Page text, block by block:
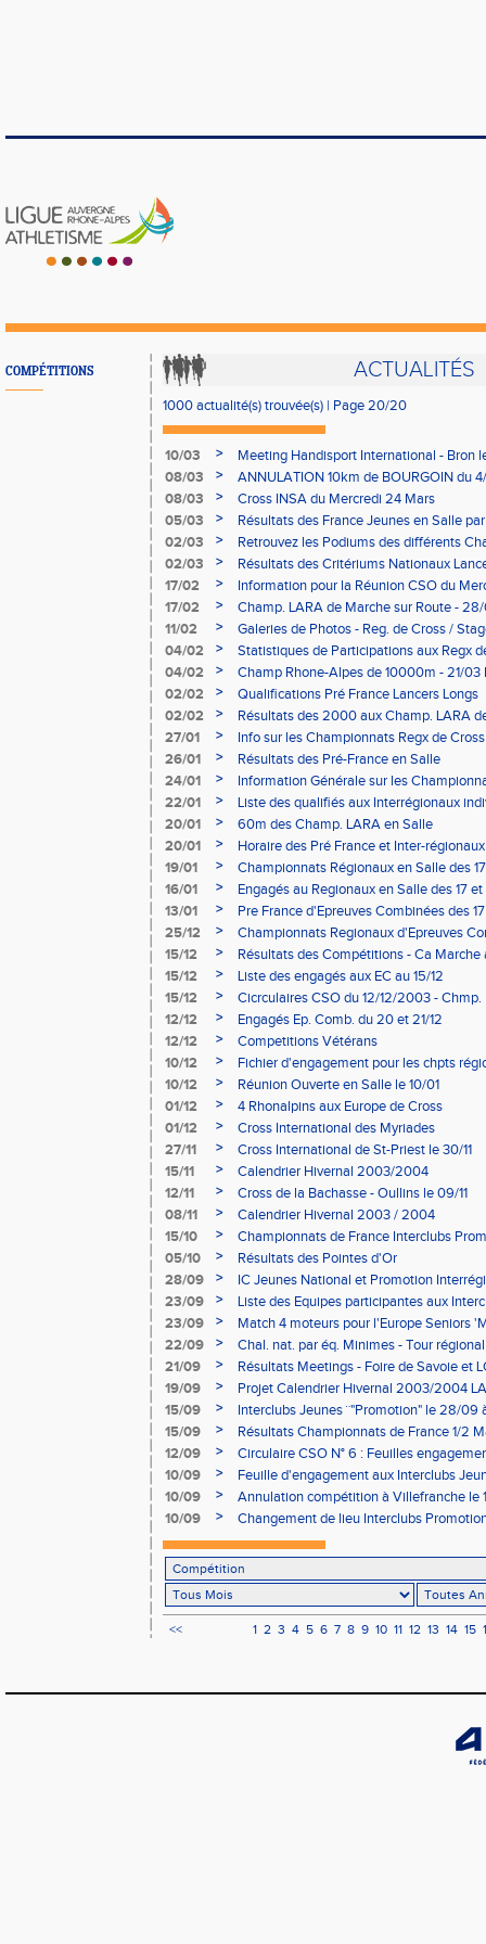
COMPÉTITIONS ACTUALITÉS
1000 actualité(s) trouvée(s) | Page 20/20
10/03 >
Meeting Handisport International - Bron
08/03
>
ANNULATION 10km de BOURGOIN du
08/03
>
Cross INSA du Mercredi 24 Mars
05/03
>
Résultats des France Jeunes en Salle
02/03
>
Retrouvez les Podiums des différents
02/03
>
Résultats des Critériums Nationaux
17/02
>
Information pour la Réunion CSO du
17/02
>
Champ. LARA de Marche sur Route -
11/02
>
Galeries de Photos - Reg. de Cross /
04/02
>
Statistiques de Participations aux Regx
04/02
>
Champ Rhone-Alpes de 10000m - 21/03
02/02
>
Qualifications Pré France Lancers Longs
02/02
>
Résultats des 2000 aux Champ. LARA
27/01
>
Info sur les Championnats Regx de
26/01
>
Résultats des Pré-France en Salle
24/01
>
Information Générale sur les
22/01
>
Liste des qualifiés aux Interrégionaux
20/01
>
60m des Champ. LARA en Salle
20/01
>
Horaire des Pré France et Inter-régionaux
19/01
>
Championnats Régionaux en Salle des
16/01
>
Engagés au Regionaux en Salle des 17 et
13/01
>
Pre France d'Epreuves Combinées des
25/12
>
Championnats Regionaux d'Epreuves
15/12
>
Résultats des Compétitions - Ca Marche
15/12
>
Liste des engagés aux EC au 15/12
15/12
>
Cicrculaires CSO du 12/12/2003 - Chmp.
12/12
>
Engagés Ep. Comb. du 20 et 21/12
12/12
>
Competitions Vétérans
10/12
>
Fichier d'engagement pour les chpts
10/12
>
Réunion Ouverte en Salle le 10/01
01/12
>
4 Rhonalpins aux Europe de Cross
01/12
>
Cross International des Myriades
27/11
>
Cross International de St-Priest le 30/11
15/11
>
Calendrier Hivernal 2003/2004
12/11
>
Cross de la Bachasse - Oullins le 09/11
08/11
>
Calendrier Hivernal 2003 / 2004
15/10
>
Championnats de France Interclubs
05/10
>
Résultats des Pointes d'Or
28/09
>
IC Jeunes National et Promotion
23/09
>
Liste des Equipes participantes aux
23/09
>
Match 4 moteurs pour l'Europe Seniors
22/09
>
Chal. nat. par éq. Minimes - Tour régional
21/09
>
Résultats Meetings - Foire de Savoie et
19/09
>
Projet Calendrier Hivernal 2003/2004
15/09
>
Interclubs Jeunes ¨"Promotion" le 28/09
15/09
>
Résultats Championnats de France 1/2
12/09
>
Circulaire CSO N° 6 : Feuilles
10/09
>
Feuille d'engagement aux Interclubs
10/09
>
Annulation compétition à Villefranche le
10/09
> Changement de lieu Interclubs
<< 1 2 3 4 5 6 7 8 9 10 11 12 13 14 15